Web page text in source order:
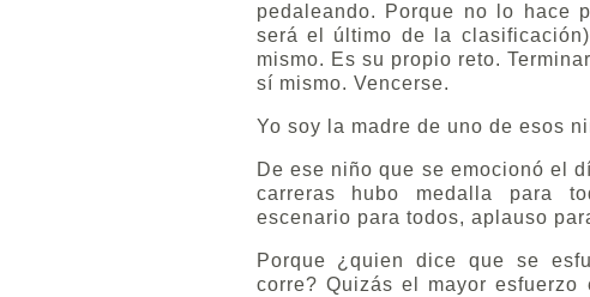
pedaleando. Porque no lo hace
será el último de la
mismo. Es su propio reto.
sí mismo. Vencerse.
Yo soy la madre de uno de esos
De ese niño que se emocionó el
carreras hubo medalla para
escenario para todos, aplauso
Porque ¿quien dice que se
corre? Quizás el mayor